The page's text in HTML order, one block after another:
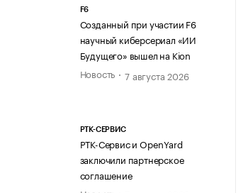
F6
Созданный при участии F6
научный киберсериал «ИИ
Будущего» вышел на Kion
Новость
7 августа 2026
РТК-СЕРВИС
РТК-Сервис и OpenYard
заключили партнерское
соглашение